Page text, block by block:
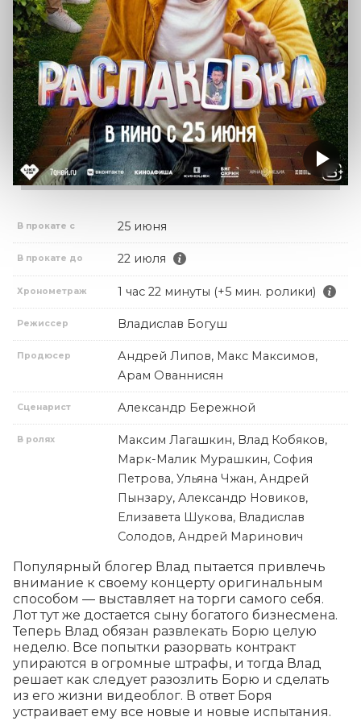
В прокате с 25 июня
В прокате до 22 июля
Хронометраж 1 час 22 минуты (+5 мин. ролики)
Режиссер Владислав Богуш
Продюсер
Андрей Липов, Макс Максимов,
Арам Ованнисян
Сценарист Александр Бережной
В ролях
Максим Лагашкин, Влад Кобяков,
Марк-Малик Мурашкин, София
Петрова, Ульяна Чжан, Андрей
Пынзару, Александр Новиков,
Елизавета Шукова, Владислав
Солодов, Андрей Маринович
Популярный блогер Влад пытается привлечь
внимание к своему концерту оригинальным
способом — выставляет на торги самого себя.
Лот тут же достается сыну богатого бизнесмена.
Теперь Влад обязан развлекать Борю целую
неделю. Все попытки разорвать контракт
упираются в огромные штрафы, и тогда Влад
решает как следует разозлить Борю и сделать
из его жизни видеоблог. В ответ Боря
устраивает ему все новые и новые испытания.